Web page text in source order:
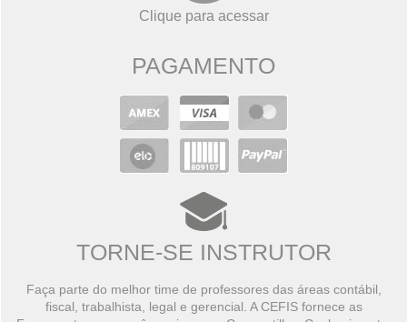
Clique para acessar
PAGAMENTO
TORNE-SE INSTRUTOR
Faça parte do melhor time de professores das áreas contábil,
fiscal, trabalhista, legal e gerencial. A CEFIS fornece as